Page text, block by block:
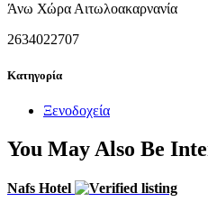
Άνω Χώρα Αιτωλοακαρνανία
2634022707
Κατηγορία
Ξενοδοχεία
You May Also Be
Nafs Hotel